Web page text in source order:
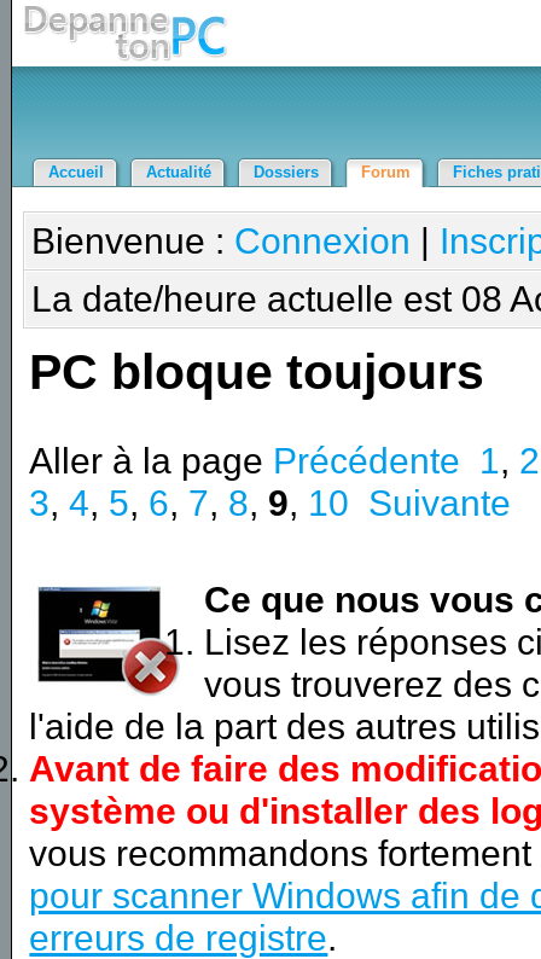
Accueil Actualité Dossiers Forum Fiches
Bienvenue : Connexion |
La date/heure actuelle est 08
PC bloque toujours
Aller à la page Précédente 1, 2
3,4, 5, 6, 7, 8, 9, 10 Suivante
Ce que nous vous
Lisez les réponses
vous trouverez des
l'aide de la part des autres
Avant de faire des
système ou d'installer des
vous recommandons
pour scanner Windows afin de
erreurs de registre.